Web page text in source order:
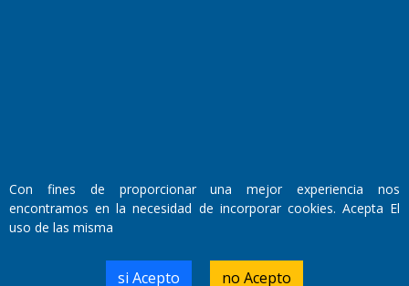
Miembro de ADIRA,ADEPA y CPPAL
Propietario: El Diario SRL
Director Periodístico:
Con fines de proporcionar una mejor experiencia nos
encontramos en la necesidad de incorporar cookies. Acepta El
uso de las misma
si Acepto no Acepto